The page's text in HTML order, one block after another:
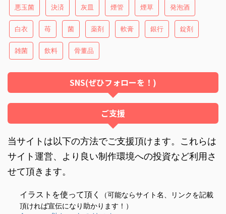
悪玉菌 決済 灰皿 煙管 煙草 発泡酒
白衣 苺 菌 薬剤 軟膏 銀行 錠剤
雑菌 飲料 骨董品
SNS(ぜひフォローを！)
ご支援
当サイトは以下の方法でご支援頂けます。これらは
サイト運営、より良い制作環境への投資など利用さ
せて頂きます。
イラストを使って頂く
（可能ならサイト名、リンクを記載
頂ければ宣伝になり助かります！）